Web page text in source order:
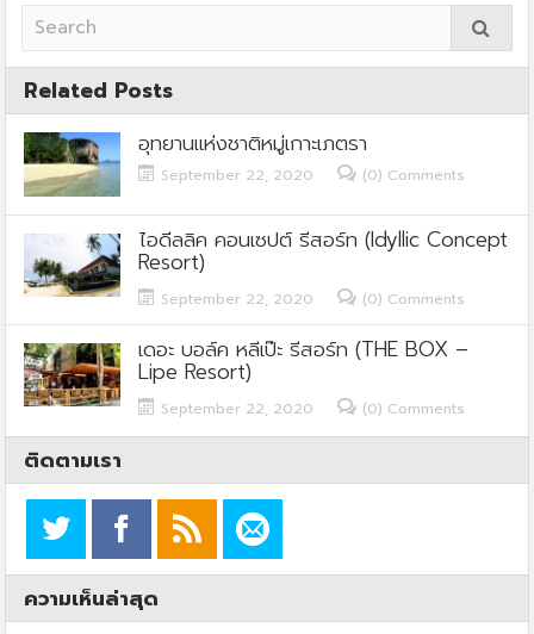
Related Posts
อุทยานแห่งชาติหมู่เกาะเภตรา
September 22, 2020 (0) Comments
ไอดีลลิค คอนเซปต์ รีสอร์ท (Idyllic Concept
Resort)
September 22, 2020 (0) Comments
เดอะ บอล์ค หลีเป๊ะ รีสอร์ท (THE BOX –
Lipe Resort)
September 22, 2020 (0) Comments
ติดตามเรา
ความเห็นล่าสุด